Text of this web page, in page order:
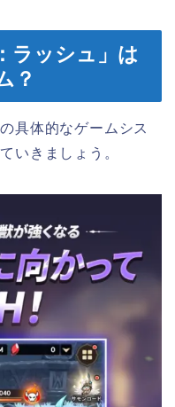
ラッシュ」は
？
具体的なゲームシス
いきましょう。